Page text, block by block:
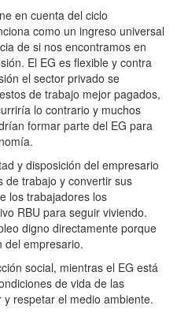
en cuenta del ciclo
como un ingreso universal
de si nos encontramos en
El EG es flexible y contra
el sector privado se
de trabajo mejor pagados,
lo contrario y muchos
formar parte del EG para
y disposición del empresario
de trabajo y convertir sus
los trabajadores los
RBU para seguir viviendo.
digno directamente porque
del empresario.
social, mientras el EG está
de vida de las
respetar el medio ambiente.